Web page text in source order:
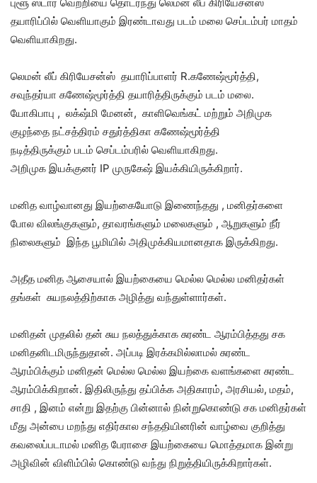
தயாரிப்பில் வெளியாகும் இரண்டாவது படம் மலை செப்டம்பர் மாதம்
வெளியாகிறது.
லெமன் லீப் கிரியேசன்ஸ் தயாரிப்பாளர் R.கணேஷ்மூர்த்தி,
சவுந்தர்யா கணேஷ்மூர்த்தி தயாரித்திருக்கும் படம் மலை.
யோகிபாபு , லக்‌ஷ்மி மேனன், காளிவெங்கட் மற்றும் அறிமுக
குழந்தை நட்சத்திரம் சதுர்த்திகா கணேஷ்மூர்த்தி
நடித்திருக்கும் படம் செப்டம்பரில் வெளியாகிறது.
அறிமுக இயக்குனர் IP முருகேஷ் இயக்கியிருக்கிறார்.
மனித வாழ்வானது இயற்கையோடு இணைந்தது , மனிதர்களை
போல விலங்குகளும், தாவரங்களும் மலைகளும் , ஆறுகளும் நீர்
நிலைகளும் இந்த பூமியில் அதிமுக்கியமானதாக இருக்கிறது.
அதீத மனித ஆசையால் இயற்கையை மெல்ல மெல்ல மனிதர்கள்
தங்கள் சுயநலத்திற்காக அழித்து வந்துள்ளார்கள்.
மனிதன் முதலில் தன் சுய நலத்துக்காக சுரண்ட ஆரம்பித்தது சக
மனிதனிடமிருந்துதான். அப்படி இரக்கமில்லாமல் சுரண்ட
ஆரம்பிக்கும் மனிதன் மெல்ல மெல்ல இயற்கை வளங்களை சுரண்ட
ஆரம்பிக்கிறான். இதிலிருந்து தப்பிக்க அதிகாரம், அரசியல், மதம்,
சாதி , இனம் என்று இதற்கு பின்னால் நின்றுகொண்டு சக மனிதர்கள்
மீது அன்பை மறந்து எதிர்கால சந்ததியினரின் வாழ்வை குறித்து
கவலைப்படாமல் மனித பேராசை இயற்கையை மொத்தமாக இன்று
அழிவின் விளிம்பில் கொண்டு வந்து நிறுத்தியிருக்கிறார்கள்.